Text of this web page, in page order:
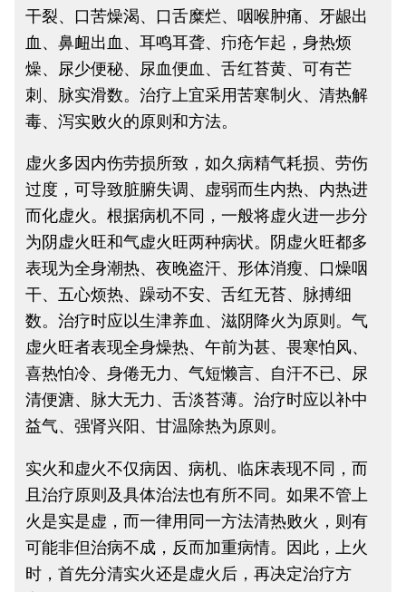
干裂、口苦燥渴、口舌糜烂、咽喉肿痛、牙龈出
血、鼻衄出血、耳鸣耳聋、疖疮乍起，身热烦
燥、尿少便秘、尿血便血、舌红苔黄、可有芒
刺、脉实滑数。治疗上宜采用苦寒制火、清热解
毒、泻实败火的原则和方法。
虚火多因内伤劳损所致，如久病精气耗损、劳伤
过度，可导致脏腑失调、虚弱而生内热、内热进
而化虚火。根据病机不同，一般将虚火进一步分
为阴虚火旺和气虚火旺两种病状。阴虚火旺都多
表现为全身潮热、夜晚盗汗、形体消瘦、口燥咽
干、五心烦热、躁动不安、舌红无苔、脉搏细
数。治疗时应以生津养血、滋阴降火为原则。气
虚火旺者表现全身燥热、午前为甚、畏寒怕风、
喜热怕冷、身倦无力、气短懒言、自汗不已、尿
清便溏、脉大无力、舌淡苔薄。治疗时应以补中
益气、强肾兴阳、甘温除热为原则。
实火和虚火不仅病因、病机、临床表现不同，而
且治疗原则及具体治法也有所不同。如果不管上
火是实是虚，而一律用同一方法清热败火，则有
可能非但治病不成，反而加重病情。因此，上火
时，首先分清实火还是虚火后，再决定治疗方